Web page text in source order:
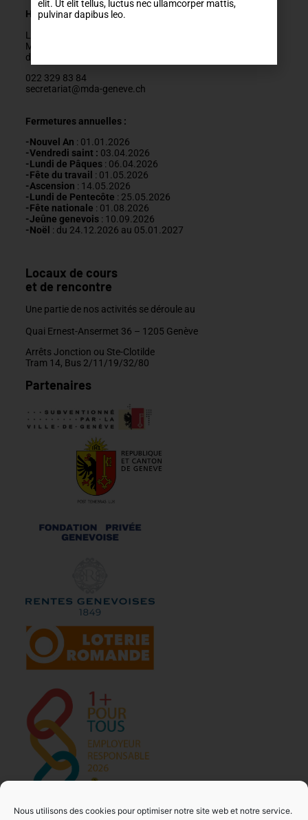
Nous utilisons des cookies pour optimiser notre site web et notre service.
Horaires
Lundis fermés
Mardis au vendredis
de
022 329 83 84
secretariat@mda-geneve.ch
Fermetures annuelles :
-Nouvel An : 01.01.2026
-Vendredi saint : 03.04.2026
-Lundi de Pâques: 06.04.2026
-Fête du travail : 01 .05.2026
-Ascension : 14.05.2026
-Lundi de Pentecôte : 25.05.2026
-Fête nationale : 01.08.2026
-Jeûne genevois: 10.09.2026
-Noël : du 24.12.2026 au 05.01.2027
Locaux de cours
et de rencontre
Une partie de nos activités se déroule au
Quai Ernest-Ansermet 36 – 1205 Genève
Arrêts Jonction ou Ste-Clotilde
Tram 14, Bus 2/11/19/32/80
Partenaires
elit. Ut elit tellus, luctus nec ullamcorper mattis,
pulvinar dapibus leo.